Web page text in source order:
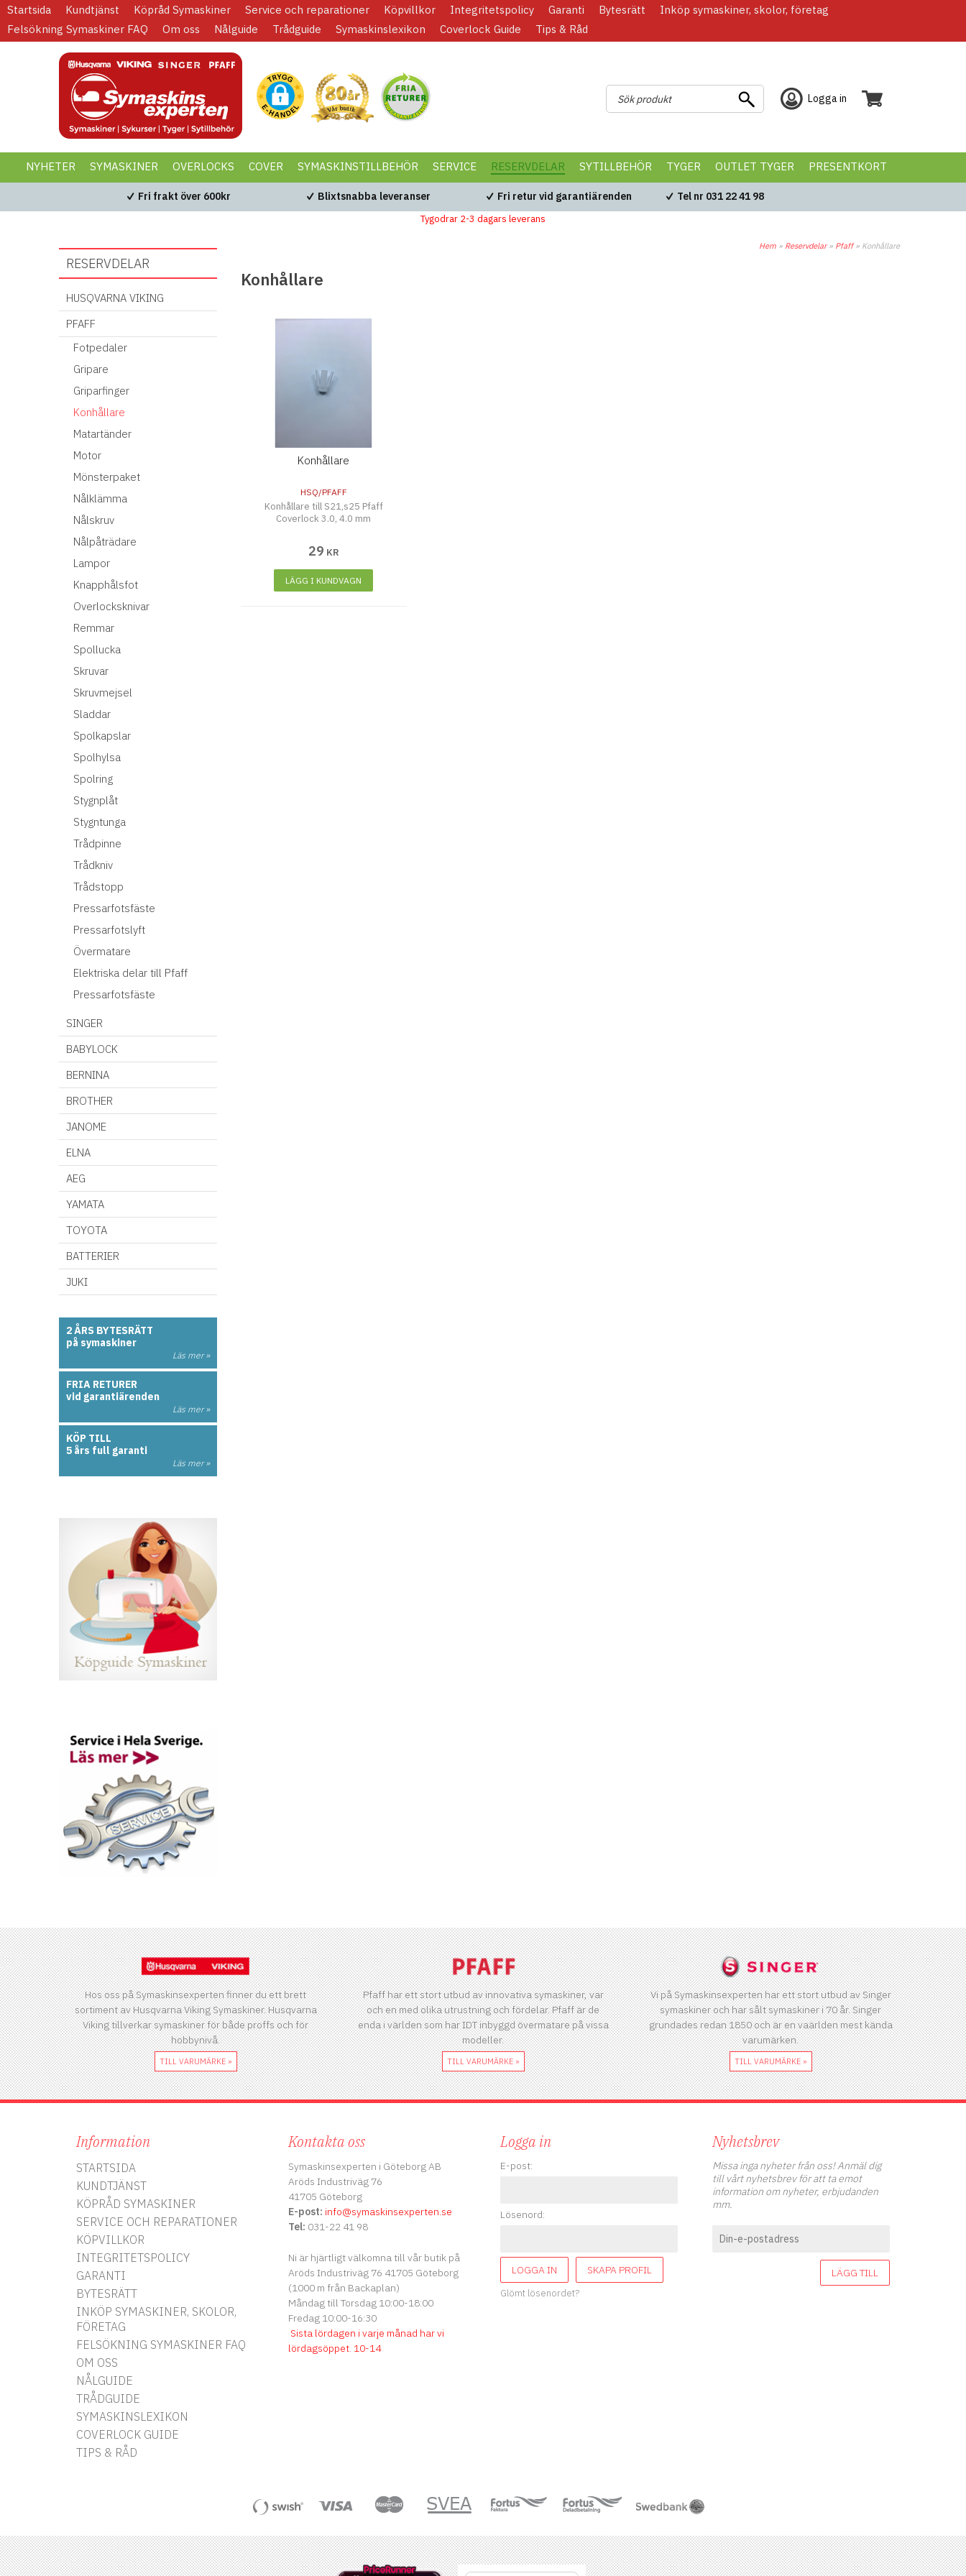
Startsida Kundtjänst Köpråd Symaskiner Service och reparationer Köpvillkor Integritetspolicy Garanti Bytesrätt
Inköp symaskiner, skolor, företag
Felsökning Symaskiner FAQ
Om oss Nålguide Trådguide Symaskinslexikon Coverlock Guide Tips & Råd
Logga in
NYHETER SYMASKINER OVERLOCKS COVER SYMASKINSTILLBEHÖR SERVICE RESERVDELAR SYTILLBEHÖR TYGER OUTLET TYGER PRESENTKORT
BLACK WEEKFri frakt över 600kr Blixtsnabba leveranser Fri retur vid garantiärenden Tel nr 031 22 41 98
Tygodrar 2-3 dagars leverans
RESERVDELAR
HUSQVARNA VIKING
PFAFF
Fotpedaler
Gripare
Griparfinger
Konhållare
Matartänder
Motor
Mönsterpaket
Nålklämma
Nålskruv
Nålpåträdare
Lampor
Knapphålsfot
Overlocksknivar
Remmar
Spollucka
Skruvar
Skruvmejsel
Sladdar
Spolkapslar
Spolhylsa
Spolring
Stygnplåt
Stygntunga
Trådpinne
Trådkniv
Trådstopp
Pressarfotsfäste
Pressarfotslyft
Övermatare
Elektriska delar till Pfaff
Pressarfotsfäste
SINGER
BABYLOCK
BERNINA
BROTHER
JANOME
ELNA
AEG
YAMATA
TOYOTA
BATTERIER
JUKI
2 ÅRS BYTESRÄTT
på symaskiner
Läs mer »
FRIA RETURER
vid garantiärenden
Läs mer »
KÖP TILL
5 års full garanti
Läs mer »
Hem » Reservdelar» Pfaff» Konhållare
Konhållare
Konhållare
HSQ/PFAFF
Konhållare till S21,s25 Pfaff
Coverlock 3.0, 4.0 mm
29 KR
LÄGG I KUNDVAGN
Hos oss på Symaskinsexperten finner du ett brett
sortiment av Husqvarna Viking Symaskiner. Husqvarna
Viking tillverkar symaskiner för både proffs och för
hobbynivå.
TILL VARUMÄRKE »
Pfaff har ett stort utbud av innovativa symaskiner, var
och en med olika utrustning och fördelar. Pfaff är de
enda i världen som har IDT inbyggd övermatare på vissa
modeller.
TILL VARUMÄRKE »
Vi på Symaskinsexperten har ett stort utbud av Singer
symaskiner och har sålt symaskiner i 70 år. Singer
grundades redan 1850 och är en vaärlden mest kända
varumärken.
TILL VARUMÄRKE »
Information
STARTSIDA
KUNDTJÄNST
KÖPRÅD SYMASKINER
SERVICE OCH REPARATIONER
KÖPVILLKOR
INTEGRITETSPOLICY
GARANTI
BYTESRÄTT
INKÖP SYMASKINER, SKOLOR,
FÖRETAG
FELSÖKNING SYMASKINER FAQ
OM OSS
NÅLGUIDE
TRÅDGUIDE
SYMASKINSLEXIKON
COVERLOCK GUIDE
TIPS & RÅD
Kontakta oss
Symaskinsexperten i Göteborg AB
Aröds Industriväg 76
41705 Göteborg
E-post: info@symaskinsexperten.se
Tel: 031-22 41 98
Ni är hjärtligt välkomna till vår butik på
Aröds Industriväg 76 41705 Göteborg
(1000 m från Backaplan)
Måndag till Torsdag 10:00-18:00
Fredag 10:00-16:30
Sista lördagen i varje månad har vi
lördagsöppet. 10-14
Logga in
E-post:
Lösenord:
LOGGA IN SKAPA PROFIL
Glömt lösenordet?
Nyhetsbrev
Missa inga nyheter från oss! Anmäl dig
till vårt nyhetsbrev för att ta emot
information om nyheter, erbjudanden
mm.
LÄGG TILL